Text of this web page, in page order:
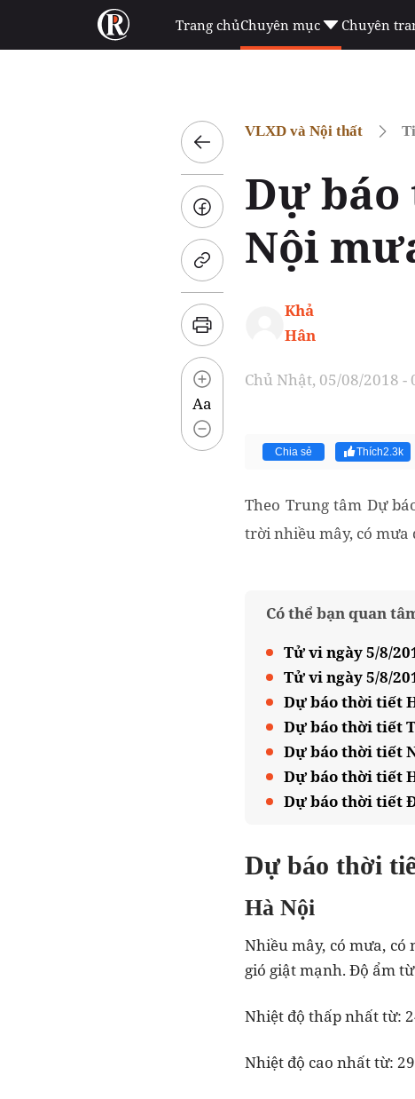
Trang chủChuyên mục Chuyên
Aa
VLXD và Nội thất
Dự báo
Nội
Khả
Hân
Chủ Nhật, 05/08/2018 -
Chia sẻ Thích2.3k
Theo Trung tâm Dự
trời nhiều mây, có mưa
Có thể bạn quan
Tử vi ngày 5/8/
Tử vi ngày 5/8/
Dự báo thời tiết
Dự báo thời tiết
Dự báo thời tiết
Dự báo thời tiết
Dự báo thời tiết
Dự báo thời
Hà Nội
Nhiều mây, có mưa, có
gió giật mạnh. Độ ẩm từ
Nhiệt độ thấp nhất từ:
Nhiệt độ cao nhất từ: